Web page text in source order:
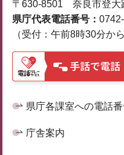
〒630-8501 奈良市登大
県庁代表電話番号：
（受付：午前8時30分か
県庁各課室への電話
庁舎案内